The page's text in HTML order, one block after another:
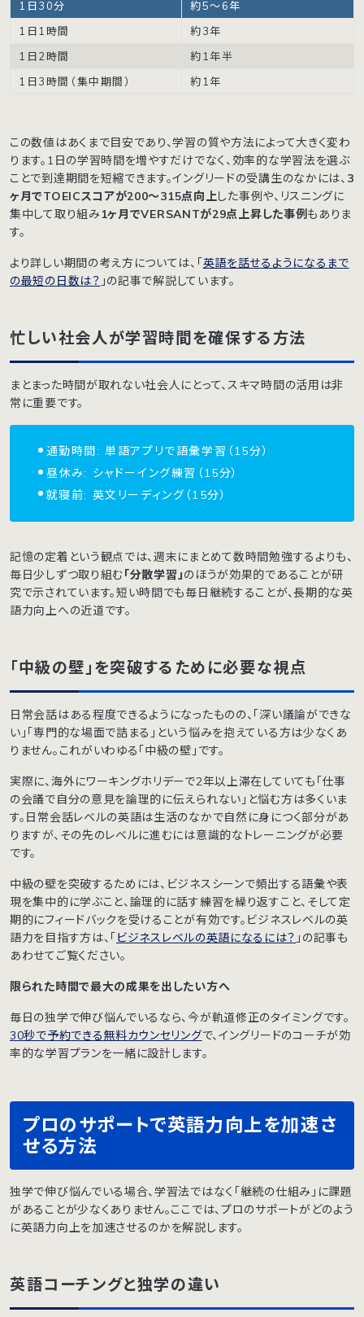
1日30分
約5〜6年
1日1時間
約3年
1日2時間
約1年半
1日3時間（集中期間）
約1年
この数値はあくまで目安であり、学習の質や方法によって大きく変わ
ります。1日の学習時間を増やすだけでなく、効率的な学習法を選ぶ
ことで到達期間を短縮できます。イングリードの受講生のなかには、 3
ヶ月でTOEICスコアが200〜315点向上した事例や、リスニングに
集中して取り組み1ヶ月でVERSANTが29点上昇した事例 もありま
す。
より詳しい期間の考え方については、「英語を話せるようになるまで
の最短の日数は？ 」の記事で解説しています。
忙しい社会人が学習時間を確保する方法
まとまった時間が取れない社会人にとって、スキマ時間の活用は非
常に重要です。
通勤時間: 単語アプリで語彙学習（15分）
昼休み: シャドーイング練習（15分）
就寝前: 英文リーディング（15分）
記憶の定着という観点では、週末にまとめて数時間勉強するよりも、
毎日少しずつ取り組む「分散学習」のほうが効果的であることが研
究で示されています。短い時間でも毎日継続することが、長期的な英
語力向上への近道です。
「中級の壁」を突破するために必要な視点
日常会話はある程度できるようになったものの、「深い議論ができな
い」「専門的な場面で詰まる」という悩みを抱えている方は少なくあ
りません。これがいわゆる「中級の壁」です。
実際に、海外にワーキングホリデーで2年以上滞在していても「仕事
の会議で自分の意見を論理的に伝えられない」と悩む方は多くいま
す。日常会話レベルの英語は生活のなかで自然に身につく部分があ
りますが、その先のレベルに進むには意識的なトレーニングが必要
です。
中級の壁を突破するためには、ビジネスシーンで頻出する語彙や表
現を集中的に学ぶこと、論理的に話す練習を繰り返すこと、そして定
期的にフィードバックを受けることが有効です。ビジネスレベルの英
語力を目指す方は、「 ビジネスレベルの英語になるには？ 」の記事も
あわせてご覧ください。
限られた時間で最大の成果を出したい方へ
毎日の独学で伸び悩んでいるなら、今が軌道修正のタイミングです。
30秒で予約できる無料カウンセリングで、イングリードのコーチが効
率的な学習プランを一緒に設計します。
プロのサポートで英語力向上を加速さ
せる方法
独学で伸び悩んでいる場合、学習法ではなく「継続の仕組み」に課題
があることが少なくありません。ここでは、プロのサポートがどのよう
に英語力向上を加速させるのかを解説します。
英語コーチングと独学の違い